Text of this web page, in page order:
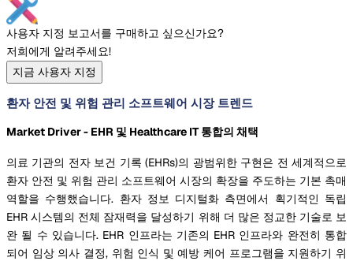
사용자 지정 보고서를 구매하고 싶으신가요?
저희에게 알려주세요!
지금 사용자 지정
환자 안전 및 위험 관리 소프트웨어 시장 트렌드
Market Driver - EHR 및 Healthcare IT 통합의 채택
의료 기관의 전자 보건 기록 (EHRs)의 광범위한 구현은 전 세계적으로
환자 안전 및 위험 관리 소프트웨어 시장의 확장을 주도하는 기본 촉매
역할을 수행했습니다. 환자 정보 디지털화 측면에서 획기적인 독립
EHR 시스템의 전체 잠재력을 달성하기 위해 더 많은 정교한 기술로 보
완 될 수 있습니다. EHR 인프라는 기존의 EHR 인프라와 완전히 통합
되어 임상 의사 결정, 위험 인식 및 예방 케어 프로그램을 지원하기 위